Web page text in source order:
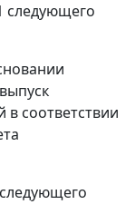
следующего
соответствии